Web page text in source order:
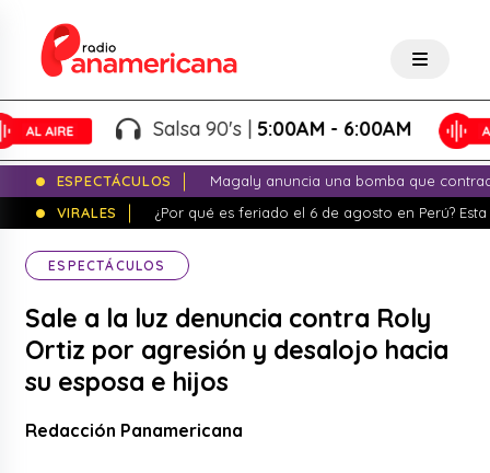
Salsa 90's |5:00AM - 6:00AM
ESPECTÁCULOS
Magaly anuncia una bomba que
VIRALES
¿Por qué es feriado el 6 de agosto en Perú?
ESPECTÁCULOS
Sale a la luz denuncia contra Roly
Ortiz por agresión y desalojo hacia
su esposa e hijos
Redacción Panamericana